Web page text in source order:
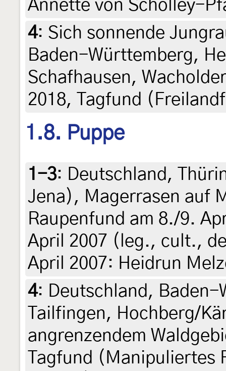
Annette von Scholley-
4: Sich sonnende
Baden-Württemberg,
Schafhausen,
2018, Tagfund
1.8. Puppe
1-3: Deutschland,
Jena), Magerrasen auf
Raupenfund am 8./9.
April 2007 (leg., cult.,
April 2007: Heidrun
4: Deutschland,
Tailfingen, Hochberg/
angrenzendem
Tagfund (Manipuliertes